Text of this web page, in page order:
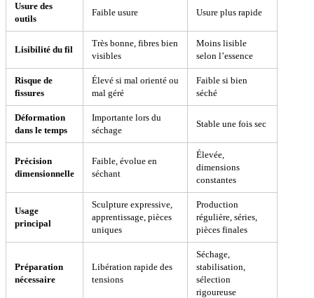
Usure des
outils
Faible usure Usure plus rapide
Lisibilité du fil
Très bonne, fibres bien
visibles
Moins lisible
selon l’essence
Risque de
fissures
Élevé si mal orienté ou
mal géré
Faible si bien
séché
Déformation
dans le temps
Importante lors du
séchage
Stable une fois sec
Précision
dimensionnelle
Faible, évolue en
séchant
Élevée,
dimensions
constantes
Usage
principal
Sculpture expressive,
apprentissage, pièces
uniques
Production
régulière, séries,
pièces finales
Préparation
nécessaire
Libération rapide des
tensions
Séchage,
stabilisation,
sélection
rigoureuse